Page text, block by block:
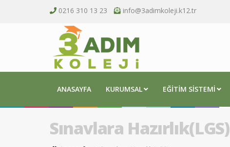
0216 310 13 23 info@3adimkoleji.k12.tr
ANASAYFA KURUMSAL EĞITIM SISTEMI
Sınavlara Hazırlık(LGS)